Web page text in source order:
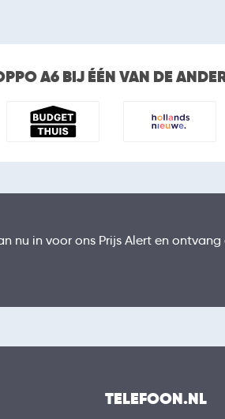
A6 BIJ ÉÉN VAN DE
nu in voor ons Prijs Alert en
TELEFOON.NL